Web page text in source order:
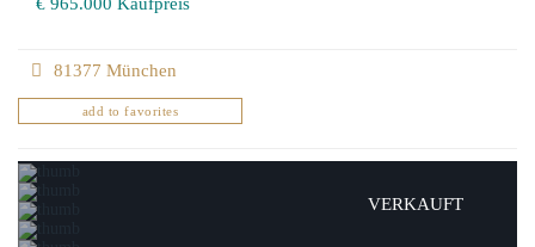
81377 München
add to favorites
VERKAUFT